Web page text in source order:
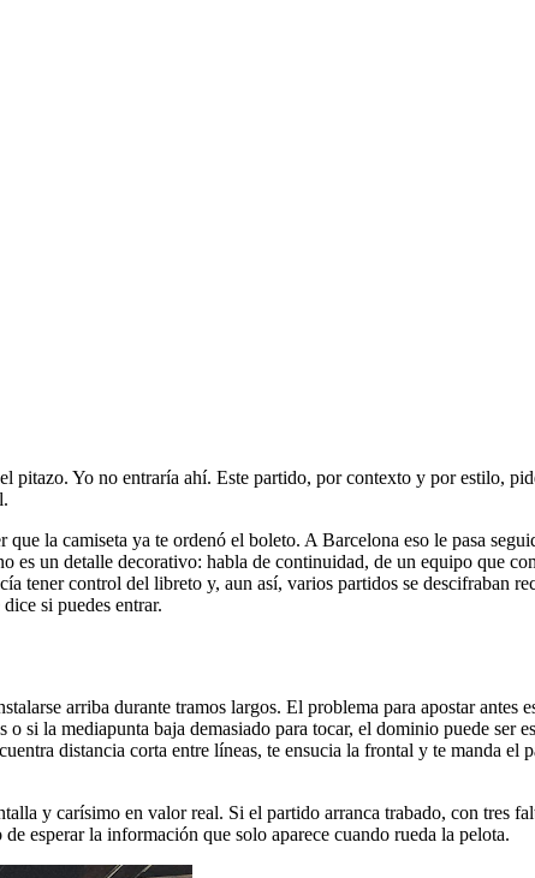
pitazo. Yo no entraría ahí. Este partido, por contexto y por estilo,
la camiseta ya te ordenó el boleto. A Barcelona eso le pasa
un detalle decorativo: habla de continuidad, de un equipo que
tener control del libreto y, aun así, varios partidos se descifraban
si puedes entrar.
arriba durante tramos largos. El problema para apostar antes
si la mediapunta baja demasiado para tocar, el dominio puede ser
distancia corta entre líneas, te ensucia la frontal y te manda el
y carísimo en valor real. Si el partido arranca trabado, con tres
esperar la información que solo aparece cuando rueda la pelota.